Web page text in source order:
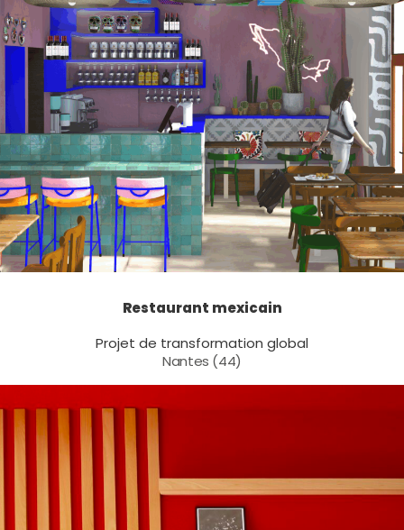
Restaurant mexicain
Nantes (44)
Projet de transformation global